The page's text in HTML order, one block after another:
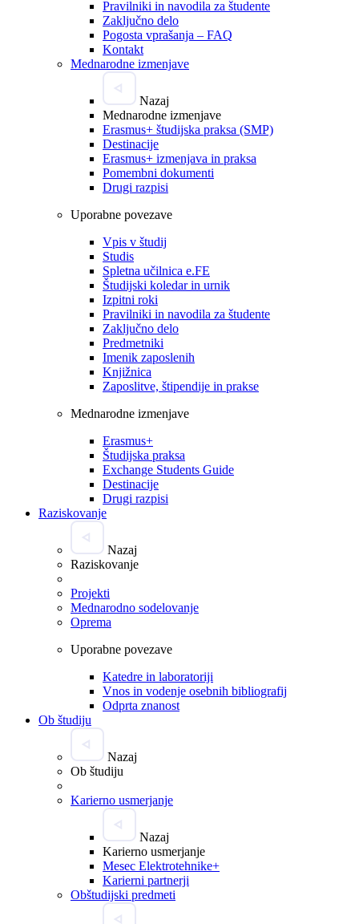
Pravilniki in navodila za študente
Zaključno delo
Pogosta vprašanja – FAQ
Kontakt
Mednarodne izmenjave
Nazaj
Mednarodne izmenjave
Erasmus+ študijska praksa (SMP)
Destinacije
Erasmus+ izmenjava in praksa
Pomembni dokumenti
Drugi razpisi
Uporabne povezave
Vpis v študij
Studis
Spletna učilnica e.FE
Študijski koledar in urnik
Izpitni roki
Pravilniki in navodila za študente
Zaključno delo
Predmetniki
Imenik zaposlenih
Knjižnica
Zaposlitve, štipendije in prakse
Mednarodne izmenjave
Erasmus+
Študijska praksa
Exchange Students Guide
Destinacije
Drugi razpisi
Raziskovanje
Nazaj
Raziskovanje
Projekti
Mednarodno sodelovanje
Oprema
Uporabne povezave
Katedre in laboratoriji
Vnos in vodenje osebnih bibliografij
Odprta znanost
Ob študiju
Nazaj
Ob študiju
Karierno usmerjanje
Nazaj
Karierno usmerjanje
Mesec Elektrotehnike+
Karierni partnerji
Obštudijski predmeti